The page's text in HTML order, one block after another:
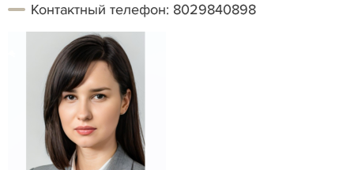
Контактный телефон: 8029840898